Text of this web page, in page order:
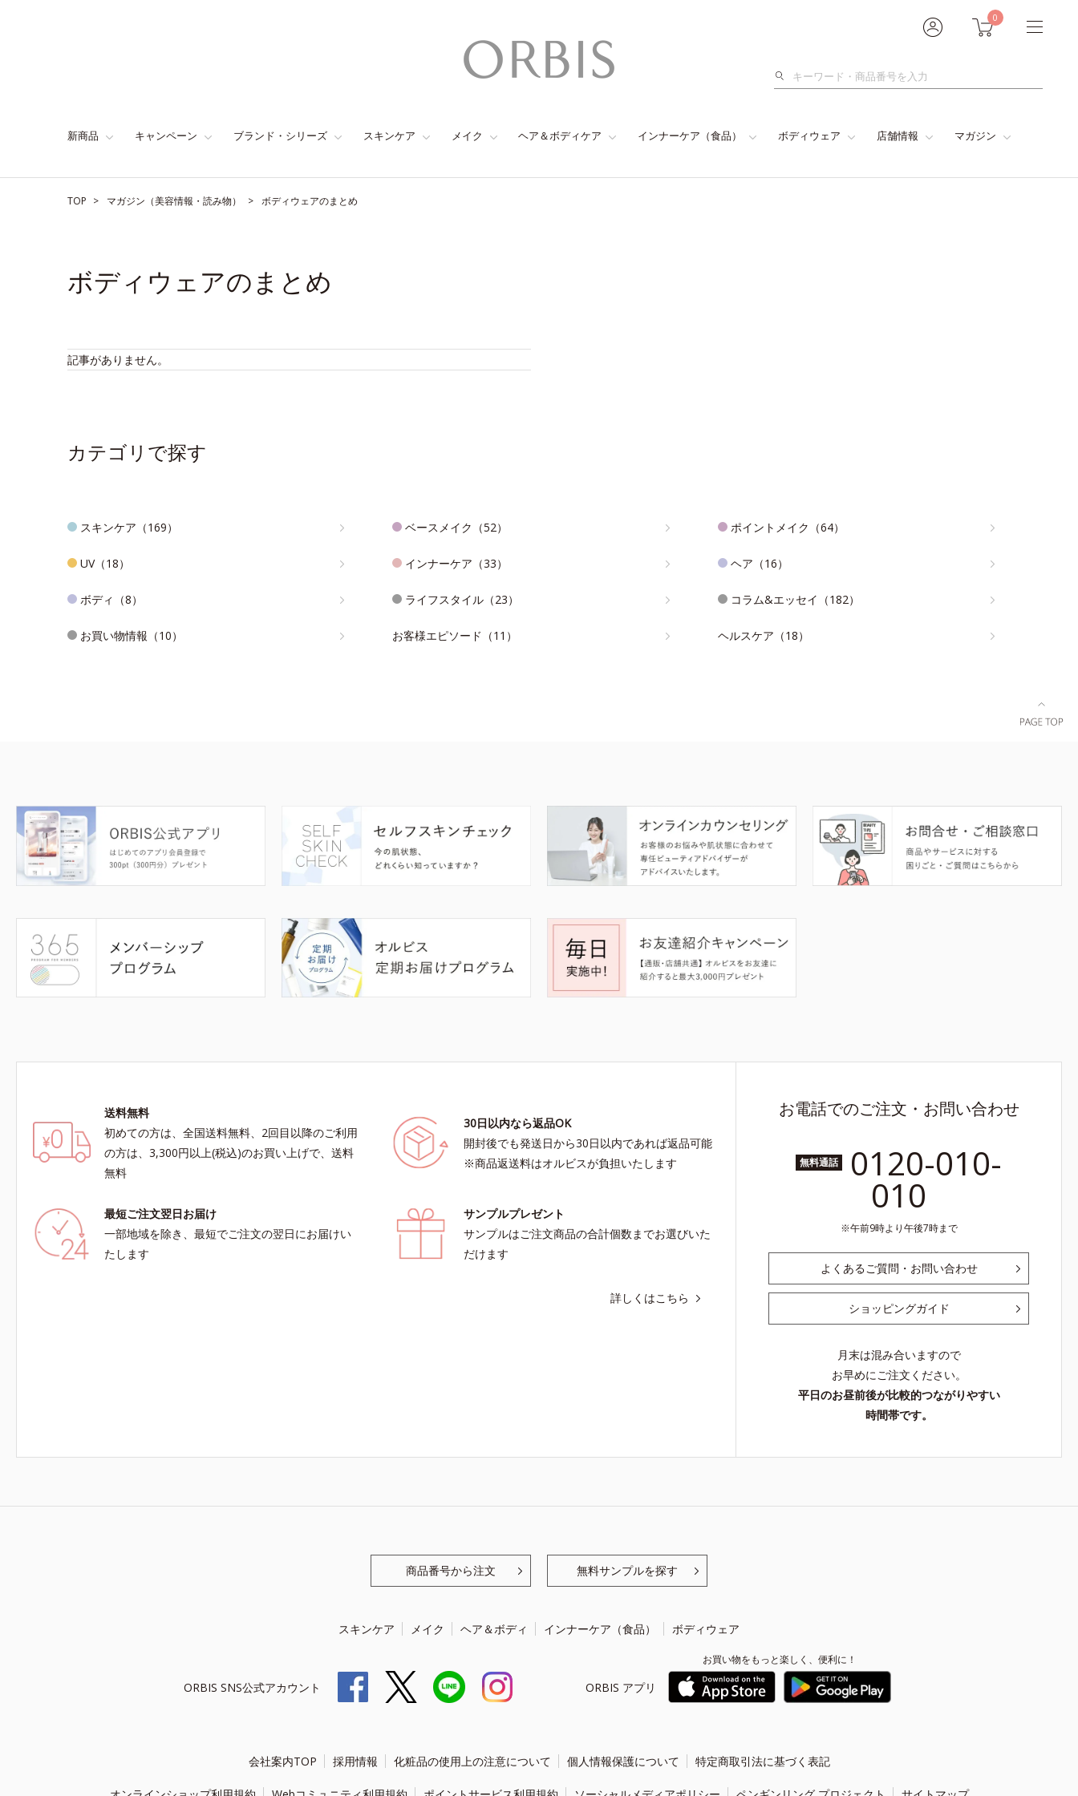
0
検
新商品 キャンペーン ブランド・シリーズ スキンケア メイク ヘア＆ボディケア インナーケア（食品） ボディウェア 店舗情報 マガジン
TOP マガジン（美容情報・読み物） ボディウェアのまとめ
ボディウェアのまとめ
記事がありません。
カテゴリで探す
スキンケア（169） ベースメイク（52） ポイントメイク（64）
UV（18） インナーケア（33） ヘア（16）
ボディ（8） ライフスタイル（23） コラム&エッセイ（182）
お買い物情報（10） お客様エピソード（11） ヘルスケア（18）
送料無料
初めての方は、全国送料無料、2回目以降のご利用
の方は、3,300円以上(税込)のお買い上げで、送料
無料
30日以内なら返品OK
開封後でも発送日から30日以内であれば返品可能
※商品返送料はオルビスが負担いたします
最短ご注文翌日お届け
一部地域を除き、最短でご注文の翌日にお届けい
たします
サンプルプレゼント
サンプルはご注文商品の合計個数までお選びいた
だけます
詳しくはこちら
お電話でのご注文・お問い合わせ
無料通話 0120-010-
010
午前9時より午後7時まで
よくあるご質問・お問い合わせ
ショッピングガイド
月末は混み合いますので
お早めにご注文ください。
平日のお昼前後が比較的つながりやすい
時間帯です。
商品番号から注文 無料サンプルを探す
スキンケア メイク ヘア＆ボディ インナーケア（食品） ボディウェア
ORBIS SNS公式アカウント ORBIS アプリ
お買い物をもっと楽しく、便利に！
会社案内TOP 採用情報 化粧品の使用上の注意について 個人情報保護について 特定商取引法に基づく表記